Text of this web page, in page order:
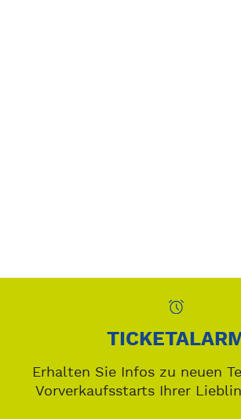
Erhalten Sie Infos zu neuen
Vorverkaufsstarts Ihrer